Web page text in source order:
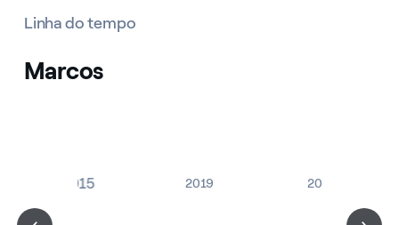
Linha do tempo
Marcos
2015 2019 2021